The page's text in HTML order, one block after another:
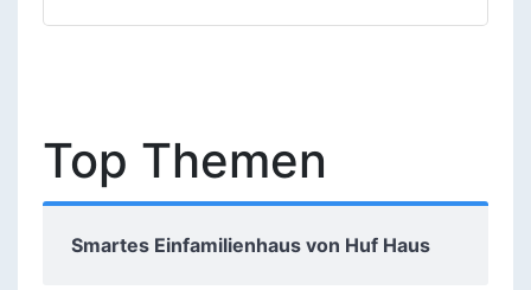
Top Themen
Smartes Einfamilienhaus von Huf Haus